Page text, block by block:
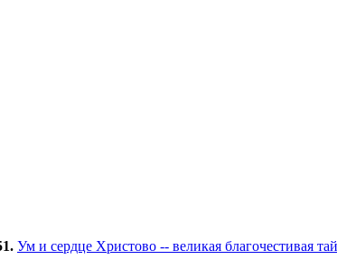
Ум и сердце Христово -- великая благочестивая